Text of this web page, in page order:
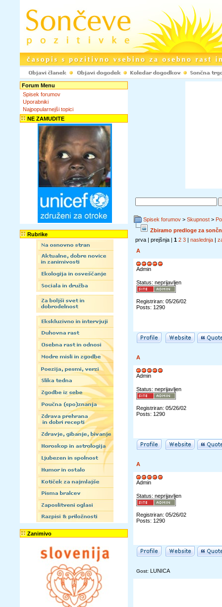
Forum Menu
Spisek forumov
Uporabniki
Najpopularnejši topici
NE ZAMUDITE
Rubrike
Zanimivo
Spisek forumov > Skupnost >
Zbiramo predloge za
prva | prejšnja | 1 2 3 | naslednja |
A
Admin
Status: neprijavljen
Registriran: 05/26/02
Posts: 1290
A
Admin
Status: neprijavljen
Registriran: 05/26/02
Posts: 1290
A
Admin
Status: neprijavljen
Registriran: 05/26/02
Posts: 1290
Gost: LUNICA